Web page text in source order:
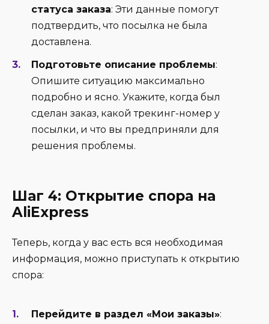
статуса заказа: Эти данные помогут
подтвердить, что посылка не была
доставлена.
Подготовьте описание проблемы:
Опишите ситуацию максимально
подробно и ясно. Укажите, когда был
сделан заказ, какой трекинг-номер у
посылки, и что вы предприняли для
решения проблемы.
Шаг 4: Открытие спора на
AliExpress
Теперь, когда у вас есть вся необходимая
информация, можно приступать к открытию
спора:
Перейдите в раздел «Мои заказы»: